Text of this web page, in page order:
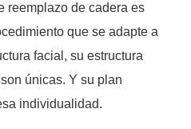
reemplazo de cadera es
que se adapte a
facial, su estructura
únicas. Y su plan
individualidad.